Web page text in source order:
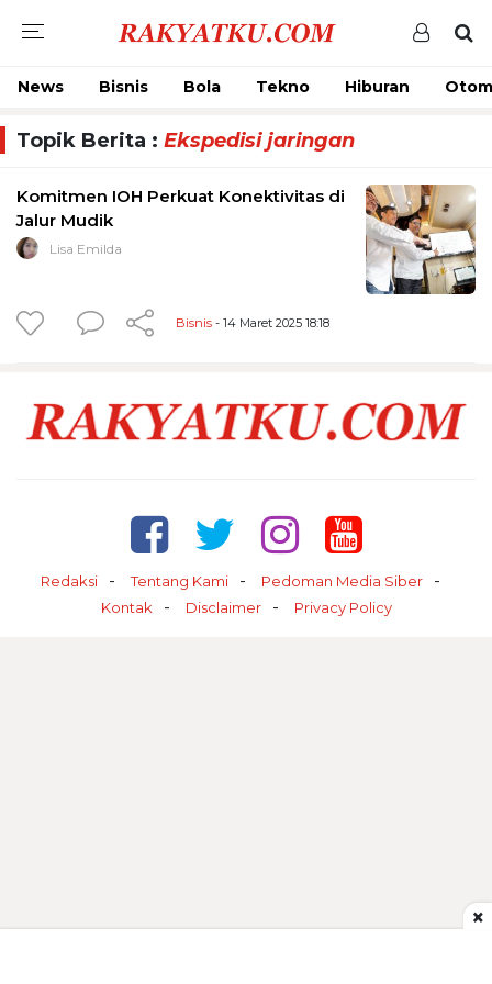
News Bisnis Bola Tekno Hiburan
Topik Berita : Ekspedisi jaringan
Komitmen IOH Perkuat Konektivitas di
Jalur Mudik
Lisa Emilda
Bisnis - 14 Maret 2025 18:18
Redaksi Tentang Kami
Pedoman Media Siber
Kontak
Disclaimer Privacy Policy
×